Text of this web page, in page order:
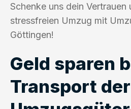
Schenke uns dein Vertrauen
stressfreien Umzug mit
Göttingen!
Geld sparen
Transport der